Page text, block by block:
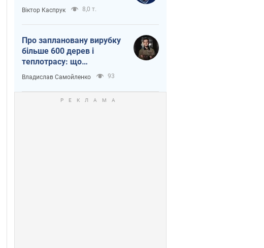
Віктор Каспрук 8,0 т.
Про заплановану вирубку
більше 600 дерев і
теплотрасу: що
відбувається на Теремках
у Києві
Владислав Самойленко 93